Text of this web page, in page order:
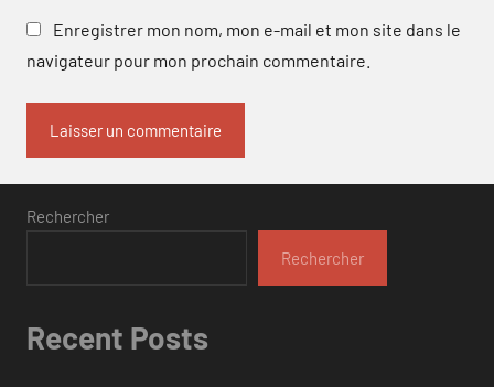
Enregistrer mon nom, mon e-mail et mon site dans le
navigateur pour mon prochain commentaire.
Rechercher
Rechercher
Recent Posts